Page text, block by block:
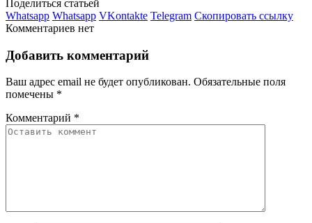
Поделиться статьей
Whatsapp Whatsapp VKontakte Telegram Скопировать ссылку
Комментариев нет
Добавить комментарий
Ваш адрес email не будет опубликован. Обязательные поля
помечены *
Комментарий *